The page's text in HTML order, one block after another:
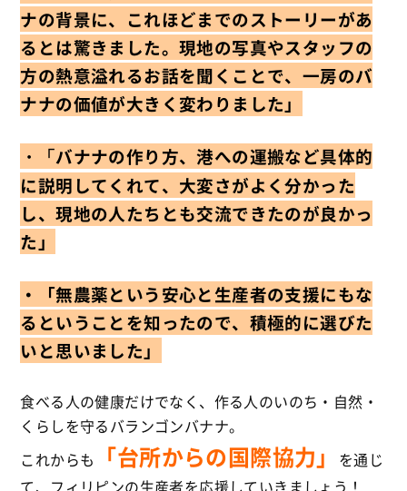
ナの背景に、これほどまでのストーリーがあ
るとは驚きました。現地の写真やスタッフの
方の熱意溢れるお話を聞くことで、一房のバ
ナナの価値が大きく変わりました」
・「バナナの作り方、港への運搬など具体的
に説明してくれて、大変さがよく分かった
し、現地の人たちとも交流できたのが良かっ
た」
・「無農薬という安心と生産者の支援にもな
るということを知ったので、積極的に選びた
いと思いました」
食べる人の健康だけでなく、作る人のいのち・自然・
くらしを守るバランゴンバナナ。
これからも
「台所からの国際協力」
を通じ
て、フィリピンの生産者を応援していきましょう ！